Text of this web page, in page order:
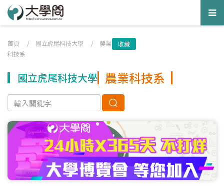
首頁 / 國立虎尾科技大學 / 農業
科技系
收藏
國立虎尾科技大學 農業科技系